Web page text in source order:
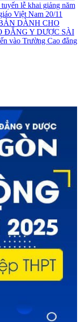
lễ khai giảng năm
Việt Nam 20/11
DÀNH CHO
ĐẲNG Y DƯỢC SÀI
vào Trường Cao đẳng